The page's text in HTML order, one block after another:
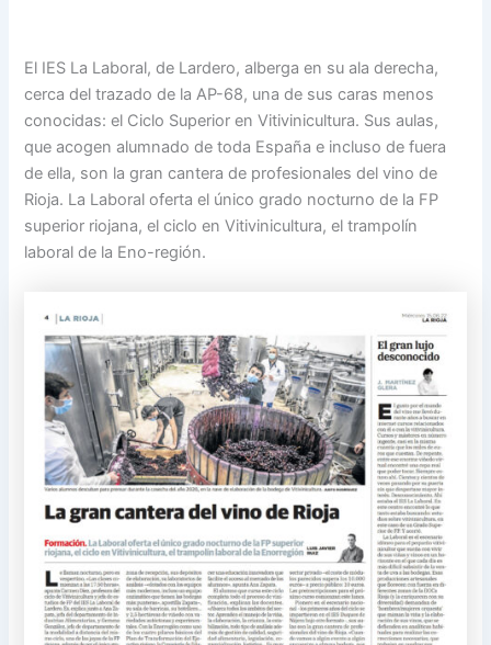
El IES La Laboral, de Lardero, alberga en su ala derecha,
cerca del trazado de la AP-68, una de sus caras menos
conocidas: el Ciclo Superior en Vitivinicultura. Sus aulas,
que acogen alumnado de toda España e incluso de fuera
de ella, son la gran cantera de profesionales del vino de
Rioja. La Laboral oferta el único grado nocturno de la FP
superior riojana, el ciclo en Vitivinicultura, el trampolín
laboral de la Eno-región.